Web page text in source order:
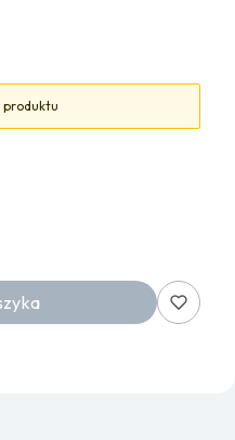
produktu